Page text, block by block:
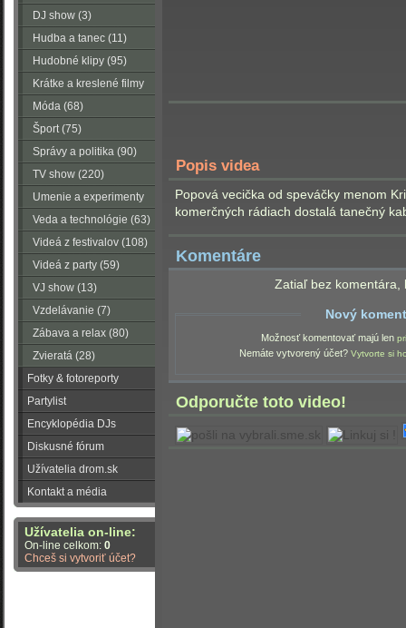
DJ show (3)
Hudba a tanec (11)
Hudobné klipy (95)
Krátke a kreslené filmy
(223)Móda (68)
Šport (75)
Správy a politika (90)
TV show (220)
Umenie a experimenty
(116)Veda a technológie (63)
Videá z festivalov (108)
Videá z party (59)
VJ show (13)
Vzdelávanie (7)
Zábava a relax (80)
Zvieratá (28)
Fotky & fotoreporty
Partylist
Encyklopédia DJs
Diskusné fórum
Užívatelia drom.sk
Kontakt a média
Užívatelia on-line:
On-line celkom: 0
Chceš si vytvoriť účet?
Popis videa
Popová vecička od speváčky menom
komerčných rádiach dostalá tanečný
Komentáre
Zatiaľ bez komentára,
Nový
Možnosť komentovať majú len
Nemáte vytvorený účet? Vytvorte si
Odporučte toto video!